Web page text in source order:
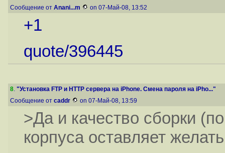
Сообщение от Anani...m on 07-Май-08, 13:52
+1
quote/396445
8. "Установка FTP и HTTP сервера на iPhone. Смена пароля на iPho..."
Сообщение от caddr on 07-Май-08, 13:59
>Да и качество сборки
корпуса оставляет